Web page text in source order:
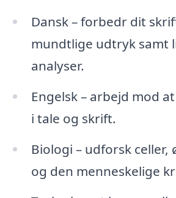
Dansk – forbedr dit
mundtlige udtryk
analyser.
Engelsk – arbejd mod
i tale og skrift.
Biologi – udforsk celler,
og den menneskelige